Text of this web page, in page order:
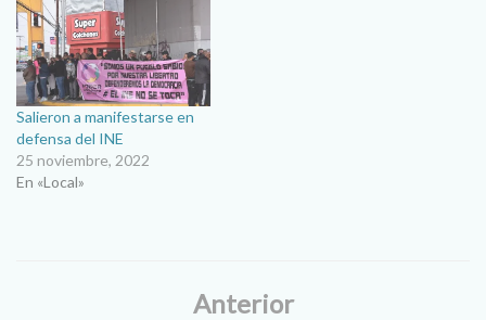
Salieron a manifestarse en
defensa del INE
25 noviembre, 2022
En «Local»
Anterior